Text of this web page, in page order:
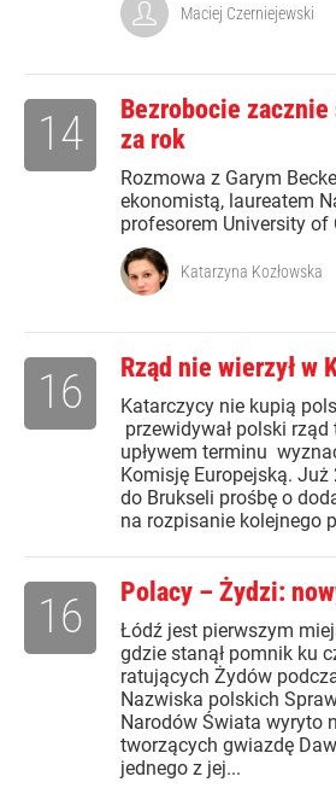
Maciej Czerniejewski
Bezrobocie
za rok
Rozmowa z Garym
ekonomistą, laureatem
profesorem University of
14
Katarzyna Kozłowska
Rząd nie wierzył w
Katarczycy nie kupią
przewidywał polski rząd
upływem terminu
Komisję Europejską. Już
do Brukseli prośbę o
na rozpisanie kolejnego
16
Polacy – Żydzi:
Łódź jest pierwszym
gdzie stanął pomnik ku
ratujących Żydów
Nazwiska polskich
Narodów Świata wyryto
tworzących gwiazdę
jednego z jej...
16